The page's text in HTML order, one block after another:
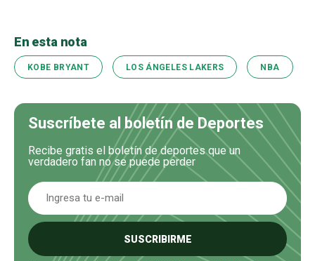
En esta nota
KOBE BRYANT LOS ÁNGELES LAKERS NBA
Suscríbete al boletín de Deportes
Recibe gratis el boletín de deportes que un
verdadero fan no se puede perder
SUSCRIBIRME